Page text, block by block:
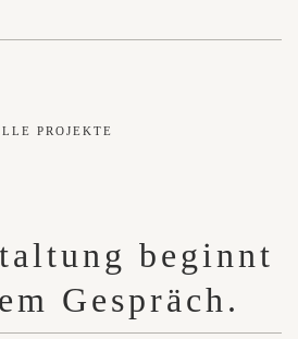
PROJEKTE
beginnt
Gespräch.